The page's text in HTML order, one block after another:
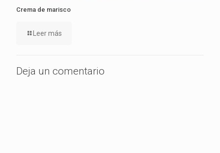
Crema de marisco
Leer más
Deja un comentario